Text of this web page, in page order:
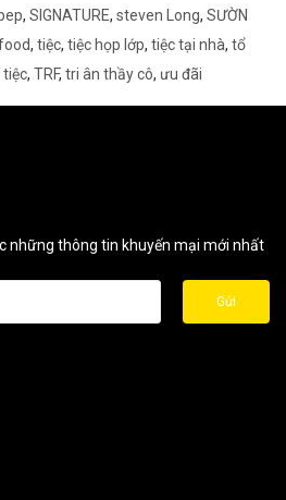
, SIGNATURE, steven Long, SƯỜN
, tiệc, tiệc họp lớp, tiệc tại nhà, tổ
, TRF, tri ân thầy cô, ưu đãi
những thông tin khuyến mại mới nhất
Gửi